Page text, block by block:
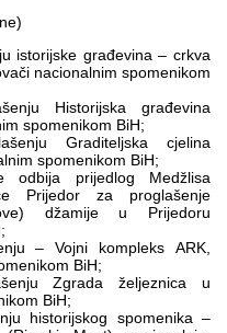
istorijske građevina – crkva
nacionalnim spomenikom
Historijska građevina
spomenikom BiH;
Graditeljska cjelina
spomenikom BiH;
odbija prijedlog Medžlisa
Prijedor za proglašenje
džamije u Prijedoru
– Vojni kompleks ARK,
BiH;
Zgrada željeznica u
BiH;
historijskog spomenika –